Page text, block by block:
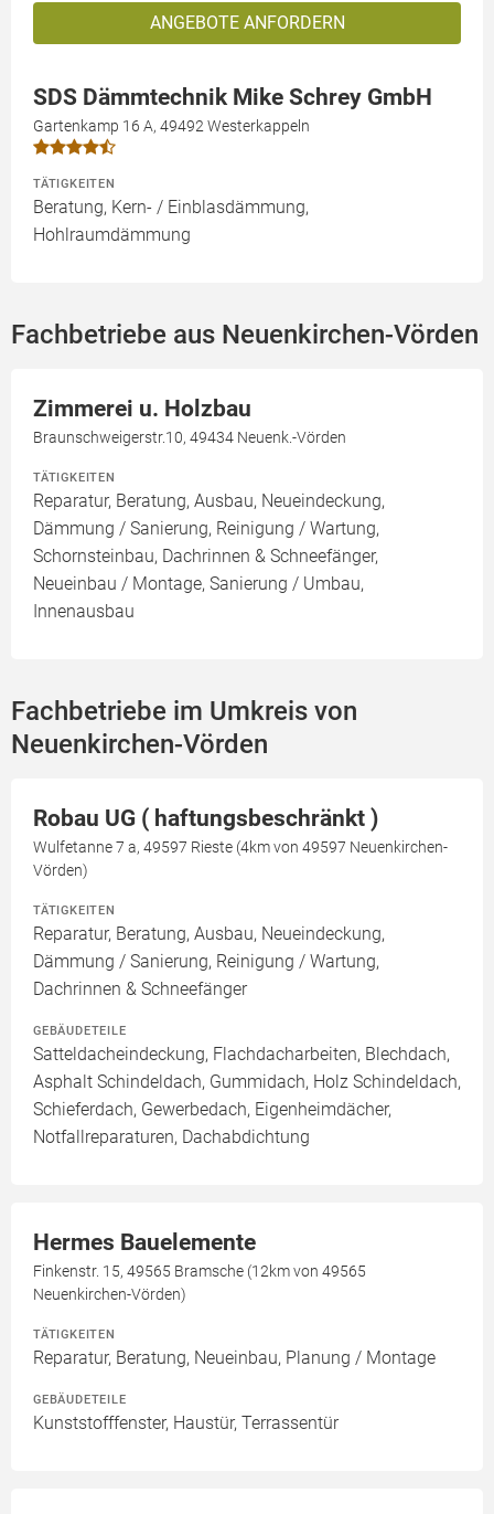
ANGEBOTE ANFORDERN
SDS Dämmtechnik Mike Schrey GmbH
Gartenkamp 16 A, 49492 Westerkappeln
TÄTIGKEITEN
Beratung, Kern- / Einblasdämmung,
Hohlraumdämmung
Fachbetriebe aus Neuenkirchen-Vörden
Zimmerei u. Holzbau
Braunschweigerstr.10, 49434 Neuenk.-Vörden
TÄTIGKEITEN
Reparatur, Beratung, Ausbau, Neueindeckung,
Dämmung / Sanierung, Reinigung / Wartung,
Schornsteinbau, Dachrinnen & Schneefänger,
Neueinbau / Montage, Sanierung / Umbau,
Innenausbau
Fachbetriebe im Umkreis von
Neuenkirchen-Vörden
Robau UG ( haftungsbeschränkt )
Wulfetanne 7 a, 49597 Rieste (4km von 49597 Neuenkirchen-
Vörden)
TÄTIGKEITEN
Reparatur, Beratung, Ausbau, Neueindeckung,
Dämmung / Sanierung, Reinigung / Wartung,
Dachrinnen & Schneefänger
GEBÄUDETEILE
Satteldacheindeckung, Flachdacharbeiten, Blechdach,
Asphalt Schindeldach, Gummidach, Holz Schindeldach,
Schieferdach, Gewerbedach, Eigenheimdächer,
Notfallreparaturen, Dachabdichtung
Hermes Bauelemente
Finkenstr. 15, 49565 Bramsche (12km von 49565
Neuenkirchen-Vörden)
TÄTIGKEITEN
Reparatur, Beratung, Neueinbau, Planung / Montage
GEBÄUDETEILE
Kunststofffenster, Haustür, Terrassentür